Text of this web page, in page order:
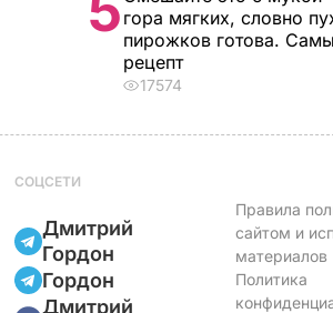
гора мягких, словно
пирожков готова.
рецепт
17574
СОЦСЕТИ
Дмитрий
Гордон
Гордон
Дмитрий
Правила
сайтом и
материалов
Политика